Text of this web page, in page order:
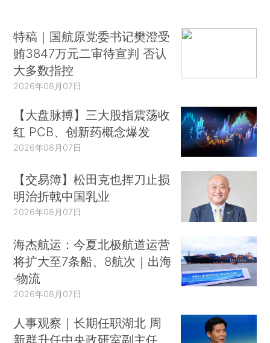
特稿｜国航原党委书记樊澄受
贿3847万元二审待宣判 否认
大多数指控
2026年08月07日
【大盘脉搏】三大股指震荡收
红 PCB、创新药概念爆发
2026年08月07日
【交易簿】松田克也挥刀止损
明治折戟中国乳业
2026年08月07日
海杰航运：今夏北极航道运营
将扩大至7条船、8航次｜出海
·物流
2026年08月07日
人事观察｜长期任职湖北 周
新群升任中央政研室副主任